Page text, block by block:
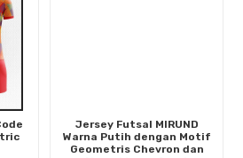
Jersey Futsal MIRUND
Warna Putih dengan Motif
Geometris Chevron dan